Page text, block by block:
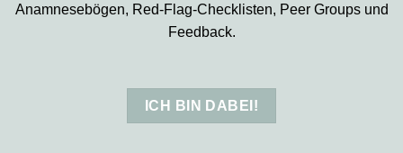
Anamnesebögen, Red-Flag-Checklisten, Peer Groups und
Feedback.
ICH BIN DABEI!